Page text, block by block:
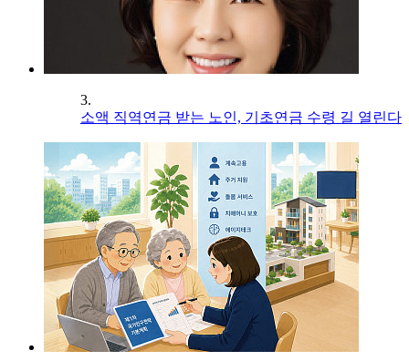
3.
소액 직역연금 받는 노인, 기초연금 수령 길 열린다